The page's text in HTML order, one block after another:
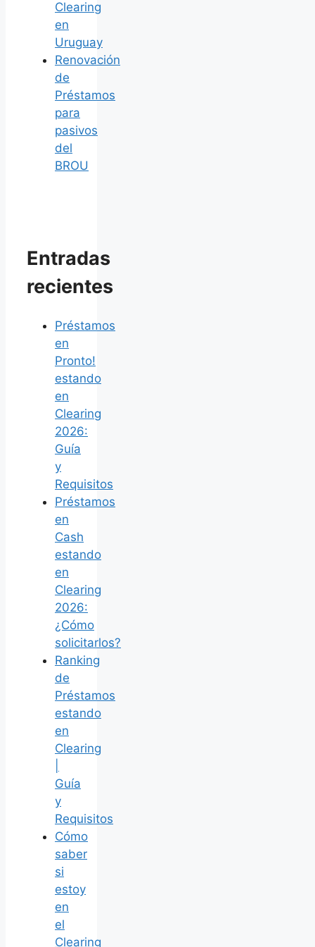
Clearing
en
Uruguay
Renovación
de
Préstamos
para
pasivos
del
BROU
Entradas
recientes
Préstamos
en
Pronto!
estando
en
Clearing
2026:
Guía
y
Requisitos
Préstamos
en
Cash
estando
en
Clearing
2026:
¿Cómo
solicitarlos?
Ranking
de
Préstamos
estando
en
Clearing
Guía
y
Requisitos
Cómo
saber
si
estoy
en
el
Clearing